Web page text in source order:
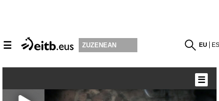
☰ ZUZENEAN EU
☰